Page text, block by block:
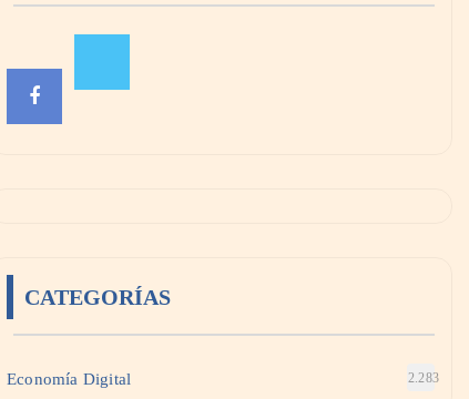
CATEGORÍAS
Economía Digital 2.283